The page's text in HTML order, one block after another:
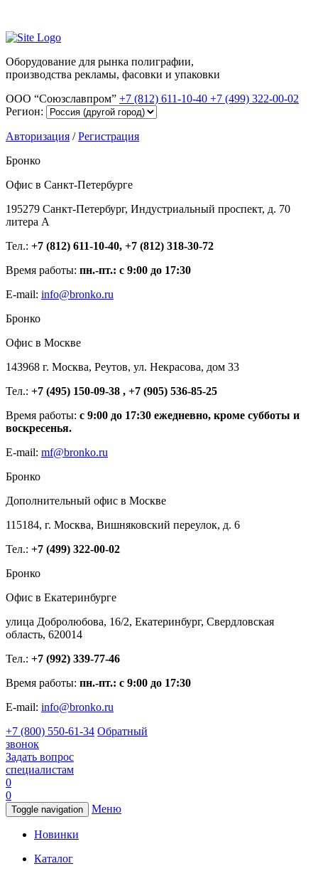
Оборудование для рынка полиграфии,
производства рекламы, фасовки и упаковки
ООО “Союзславпром” +7 (812) 611-10-40 +7 (499) 322-00-02
Регион:
Авторизация /Регистрация
Бронко
Офис в Санкт-Петербурге
195279 Санкт-Петербург, Индустриальный проспект, д. 70
литера А
Тел.: +7 (812) 611-10-40, +7 (812) 318-30-72
Время работы: пн.-пт.: с 9:00 до 17:30
E-mail: info@bronko.ru
Бронко
Офис в Москве
143968 г. Москва, Реутов, ул. Некрасова, дом 33
Тел.: +7 (495) 150-09-38 , +7 (905) 536-85-25
Время работы: с 9:00 до 17:30 ежедневно, кроме субботы и
воскресенья.
E-mail: mf@bronko.ru
Бронко
Дополнительный офис в Москве
115184, г. Москва, Вишняковский переулок, д. 6
Тел.: +7 (499) 322-00-02
Бронко
Офис в Екатеринбурге
улица Добролюбова, 16/2, Екатеринбург, Свердловская
область, 620014
Тел.: +7 (992) 339-77-46
Время работы: пн.-пт.: с 9:00 до 17:30
E-mail: info@bronko.ru
+7 (800) 550-61-34 Обратный
звонок
Задать вопрос
специалистам
0
0
Toggle navigation Меню
Новинки
Каталог